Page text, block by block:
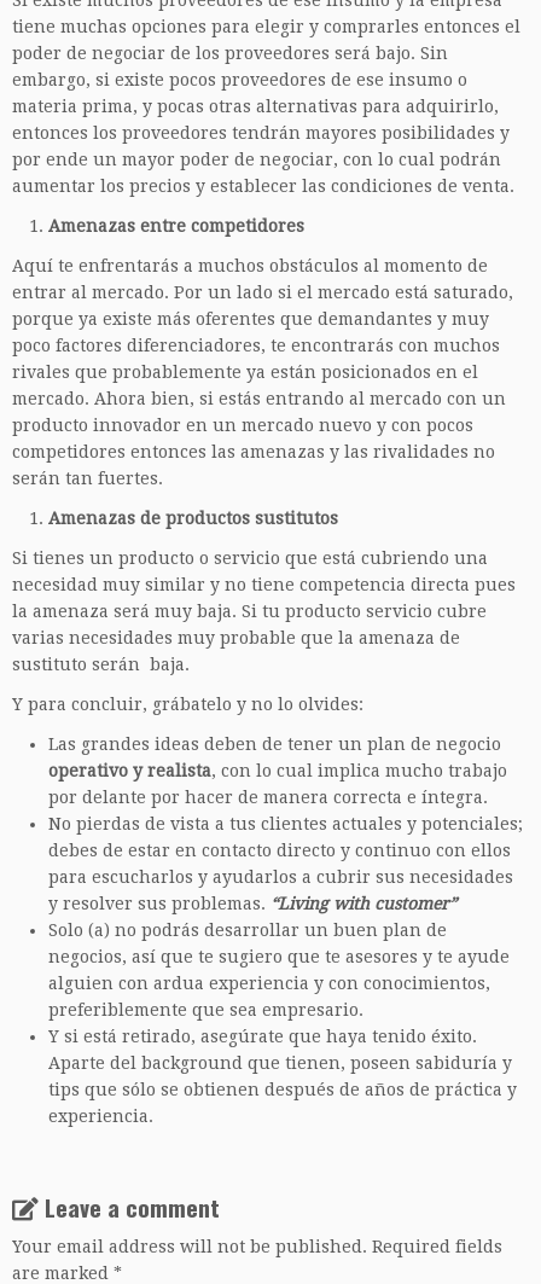
tiene muchas opciones para elegir y comprarles entonces el
poder de negociar de los proveedores será bajo. Sin
embargo, si existe pocos proveedores de ese insumo o
materia prima, y pocas otras alternativas para adquirirlo,
entonces los proveedores tendrán mayores posibilidades y
por ende un mayor poder de negociar, con lo cual podrán
aumentar los precios y establecer las condiciones de venta.
Amenazas entre competidores
Aquí te enfrentarás a muchos obstáculos al momento de
entrar al mercado. Por un lado si el mercado está saturado,
porque ya existe más oferentes que demandantes y muy
poco factores diferenciadores, te encontrarás con muchos
rivales que probablemente ya están posicionados en el
mercado. Ahora bien, si estás entrando al mercado con un
producto innovador en un mercado nuevo y con pocos
competidores entonces las amenazas y las rivalidades no
serán tan fuertes.
Amenazas de productos sustitutos
Si tienes un producto o servicio que está cubriendo una
necesidad muy similar y no tiene competencia directa pues
la amenaza será muy baja. Si tu producto servicio cubre
varias necesidades muy probable que la amenaza de
sustituto serán baja.
Y para concluir, grábatelo y no lo olvides:
Las grandes ideas deben de tener un plan de negocio
operativo y realista, con lo cual implica mucho trabajo
por delante por hacer de manera correcta e íntegra.
No pierdas de vista a tus clientes actuales y potenciales;
debes de estar en contacto directo y continuo con ellos
para escucharlos y ayudarlos a cubrir sus necesidades
y resolver sus problemas. “Living with customer”
Solo (a) no podrás desarrollar un buen plan de
negocios, así que te sugiero que te asesores y te ayude
alguien con ardua experiencia y con conocimientos,
preferiblemente que sea empresario.
Y si está retirado, asegúrate que haya tenido éxito.
Aparte del background que tienen, poseen sabiduría y
tips que sólo se obtienen después de años de práctica y
experiencia.
Leave a comment
Your email address will not be published. Required fields
are marked *